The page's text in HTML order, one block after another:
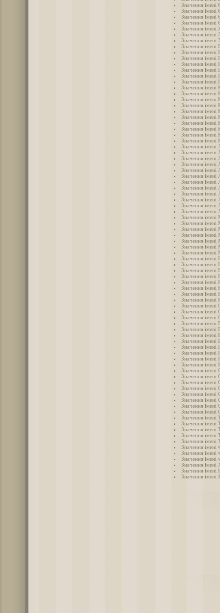
Значення імені
Значення імені
Значення імені
Значення імені
Значення імені
Значення імені
Значення імені
Значення імені
Значення імені
Значення імені
Значення імені
Значення імені
Значення імені
Значення імені
Значення імені
Значення імені
Значення імені
Значення імені
Значення імені
Значення імені
Значення імені
Значення імені
Значення імені
Значення імені
Значення імені
Значення імені
Значення імені
Значення імені
Значення імені
Значення імені
Значення імені
Значення імені
Значення імені
Значення імені
Значення імені
Значення імені
Значення імені
Значення імені
Значення імені
Значення імені
Значення імені
Значення імені
Значення імені
Значення імені
Значення імені
Значення імені
Значення імені
Значення імені
Значення імені
Значення імені
Значення імені
Значення імені
Значення імені
Значення імені
Значення імені
Значення імені
Значення імені
Значення імені
Значення імені
Значення імені
Значення імені
Значення імені
Значення імені
Значення імені
Значення імені
Значення імені
Значення імені
Значення імені
Значення імені
Значення імені
Значення імені
Значення імені
Значення імені
Значення імені
Значення імені
Значення імені
Значення імені
Значення імені
Значення імені
Значення імені
Значення імені